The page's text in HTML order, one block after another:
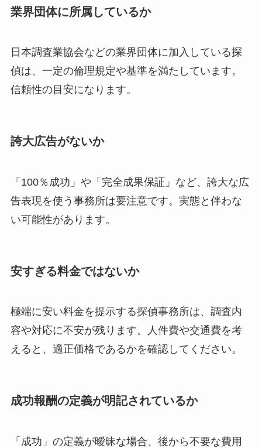
業界団体に所属しているか
日本調査業協会などの業界団体に加入している探
偵は、一定の倫理規定や基準を満たしています。
信頼性の目安になります。
誇大広告がないか
「100％成功」や「完全成果保証」など、誇大な広
告表現を使う事務所は要注意です。実態と伴わな
い可能性があります。
安すぎる料金ではないか
極端に安い料金を提示する探偵事務所は、調査内
容や対応に不安が残ります。人件費や交通費を考
えると、適正価格であるかを確認してください。
成功報酬の定義が明記されているか
「成功」の定義が曖昧な場合、後から不要な費用